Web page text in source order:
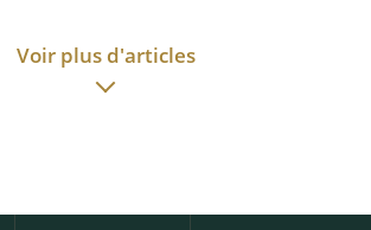
Voir plus d'articles